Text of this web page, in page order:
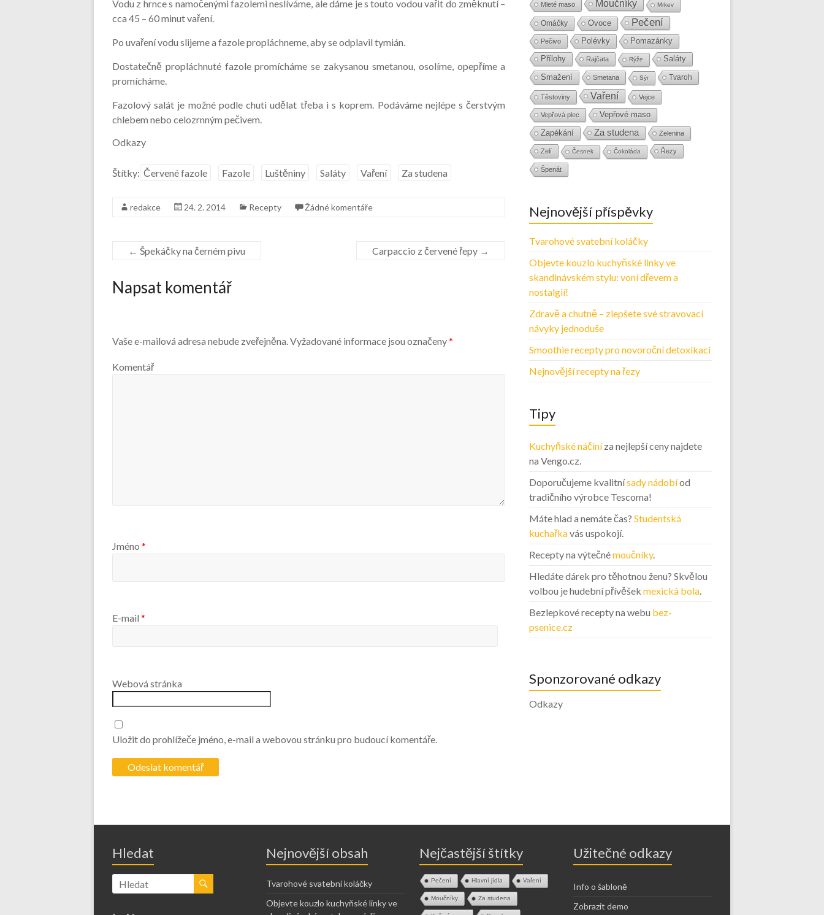
Vodu z hrnce s namočenými fazolemi neslíváme, ale dáme je s touto vodou vařit do změknutí –
cca 45 – 60 minut vaření.
Po uvaření vodu slijeme a fazole propláchneme, aby se odplavil tymián.
Dostatečně propláchnuté fazole promícháme se zakysanou smetanou, osolíme, opepříme a
promícháme.
Fazolový salát je možné podle chuti udělat třeba i s koprem. Podáváme nejlépe s čerstvým
chlebem nebo celozrnným pečivem.
Odkazy
Štítky: Červené fazole Fazole Luštěniny Saláty Vaření Za studena
redakce 24. 2. 2014 Recepty Žádné komentáře
← Špekáčky na černém pivu Carpaccio z červené řepy →
Napsat komentář
Vaše e-mailová adresa nebude zveřejněna.Vyžadované informace jsou označeny*
Komentář
Jméno *
E-mail *
Webová stránka
Uložit do prohlížeče jméno, e-mail a webovou stránku pro budoucí komentáře.
Mleté maso Moučníky Mrkev
Omáčky Ovoce Pečení
Pečivo Polévky Pomazánky
Přílohy Rajčata Rýže
Saláty
Smažení
Smetana Sýr Tvaroh
Těstoviny Vaření Vejce
Vepřová plec
Vepřové maso
Zapékání
Za studena Zelenina
Zelí Česnek Čokoláda Řezy
Špenát
Nejnovější příspěvky
Tvarohové svatební koláčky
Objevte kouzlo kuchyňské linky ve
skandinávském stylu: voní dřevem a
nostalgií!
Zdravě a chutně – zlepšete své stravovací
návyky jednoduše
Smoothie recepty pro novoroční detoxikaci
Nejnovější recepty na řezy
Tipy
Kuchyňské náčiníza nejlepší ceny najdete
na Vengo.cz.
Doporučujeme kvalitnísady nádobíod
tradičního výrobce Tescoma!
Máte hlad a nemáte čas? Studentská
kuchařkavás uspokojí.
Recepty na výtečnémoučníky.
Hledáte dárek pro těhotnou ženu? Skvělou
volbou je hudební přívěšek mexická bola.
Bezlepkové recepty na webu bez-
psenice.cz
Sponzorované odkazy
Odkazy
Hledat Nejnovější obsah
Tvarohové svatební koláčky
Objevte kouzlo kuchyňské linky ve
Nejčastější štítky
Pečení Hlavní jídla Vaření
Moučníky Za studena
Užitečné odkazy
Info o šabloně
Zobrazit demo